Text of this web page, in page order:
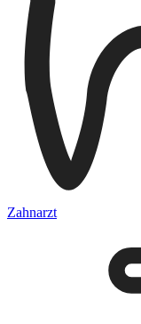
Zahnarzt